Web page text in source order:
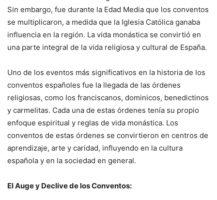
Sin embargo, fue durante la Edad Media que los conventos
se multiplicaron, a medida que la Iglesia Católica ganaba
influencia en la región. La vida monástica se convirtió en
una parte integral de la vida religiosa y cultural de España.
Uno de los eventos más significativos en la historia de los
conventos españoles fue la llegada de las órdenes
religiosas, como los franciscanos, dominicos, benedictinos
y carmelitas. Cada una de estas órdenes tenía su propio
enfoque espiritual y reglas de vida monástica. Los
conventos de estas órdenes se convirtieron en centros de
aprendizaje, arte y caridad, influyendo en la cultura
española y en la sociedad en general.
El Auge y Declive de los Conventos: